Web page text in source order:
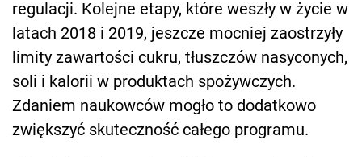
regulacji. Kolejne etapy, które weszły w życie w
latach 2018 i 2019, jeszcze mocniej zaostrzyły
limity zawartości cukru, tłuszczów nasyconych,
soli i kalorii w produktach spożywczych.
Zdaniem naukowców mogło to dodatkowo
zwiększyć skuteczność całego programu.